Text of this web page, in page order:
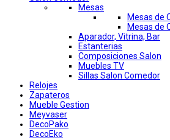
Mesas
Mesas de
Mesas de
Aparador, Vitrina, Bar
Estanterias
Composiciones Salon
Muebles TV
Sillas Salon Comedor
Relojes
Zapateros
Mueble Gestion
Meyvaser
DecoPako
DecoEko